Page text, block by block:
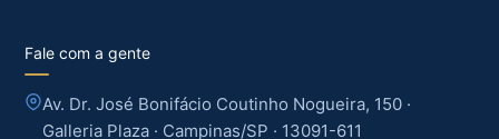
Fale com a gente
Av. Dr. José Bonifácio Coutinho Nogueira, 150 ·
Galleria Plaza · Campinas/SP · 13091-611